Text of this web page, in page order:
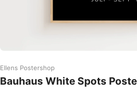
Ellens Postershop
Bauhaus White Spots